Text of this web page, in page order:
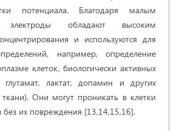
потен­циала. Благодаря малым
обладают высоким
и используются для
например, определение
клеток, биологически активных
глутамат, лактат, допамин и других
Они могут проникать в клетки
их повреждения [13,14,15,16].